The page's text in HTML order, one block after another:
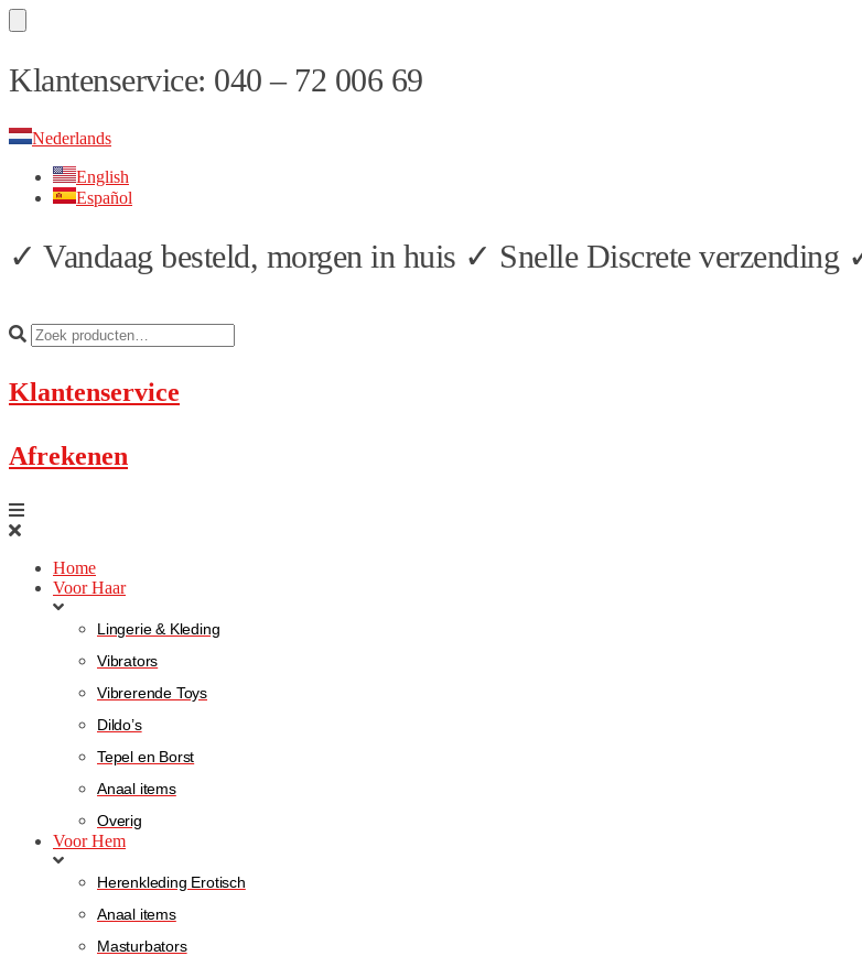
Skip
to
Skip
to
Klantenservice: 040 – 72 006 69
Nederlands
English
Español
✓ Vandaag besteld, morgen in huis ✓ Snelle Discrete verzending
Klantenservice
Afrekenen
Home
Voor Haar
Lingerie & Kleding
Vibrators
Vibrerende Toys
Dildo’s
Tepel en Borst
Anaal items
Overig
Voor Hem
Herenkleding Erotisch
Anaal items
Masturbators